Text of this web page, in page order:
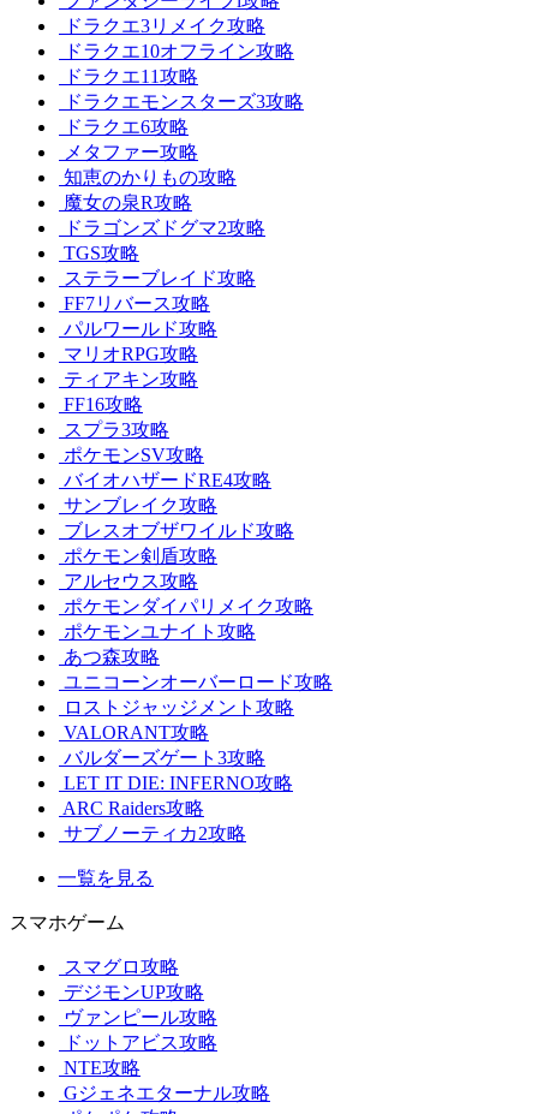
ドラクエ3リメイク攻略
ドラクエ10オフライン攻略
ドラクエ11攻略
ドラクエモンスターズ3攻略
ドラクエ6攻略
メタファー攻略
知恵のかりもの攻略
魔女の泉R攻略
ドラゴンズドグマ2攻略
TGS攻略
ステラーブレイド攻略
FF7リバース攻略
パルワールド攻略
マリオRPG攻略
ティアキン攻略
FF16攻略
スプラ3攻略
ポケモンSV攻略
バイオハザードRE4攻略
サンブレイク攻略
ブレスオブザワイルド攻略
ポケモン剣盾攻略
アルセウス攻略
ポケモンダイパリメイク攻略
ポケモンユナイト攻略
あつ森攻略
ユニコーンオーバーロード攻略
ロストジャッジメント攻略
VALORANT攻略
バルダーズゲート3攻略
LET IT DIE: INFERNO攻略
ARC Raiders攻略
サブノーティカ2攻略
一覧を見る
スマホゲーム
スマグロ攻略
デジモンUP攻略
ヴァンピール攻略
ドットアビス攻略
NTE攻略
Gジェネエターナル攻略